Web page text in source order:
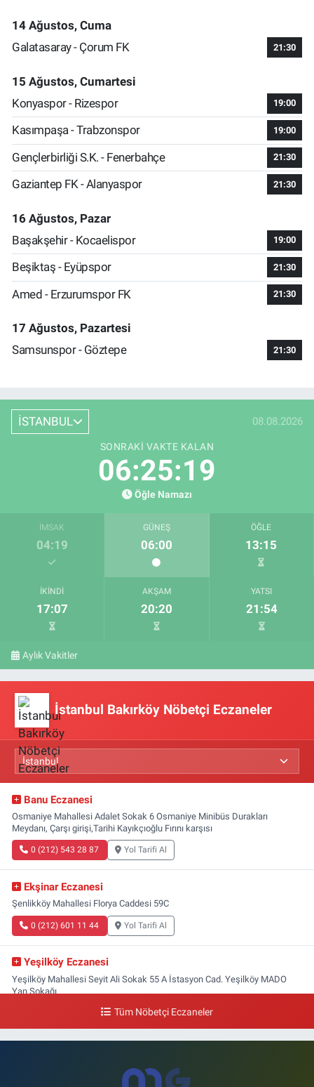
14 Ağustos, Cuma
Galatasaray - Çorum FK
21:30
15 Ağustos, Cumartesi
Konyaspor - Rizespor
19:00
Kasımpaşa - Trabzonspor 19:00
Gençlerbirliği S.K. - Fenerbahçe 21:30
Gaziantep FK - Alanyaspor 21:30
16 Ağustos, Pazar
Başakşehir - Kocaelispor
19:00
Beşiktaş - Eyüpspor 21:30
Amed - Erzurumspor FK 21:30
17 Ağustos, Pazartesi
Samsunspor - Göztepe
21:30
İSTANBUL 08.08.2026
SONRAKI VAKTE KALAN
06:25:18
Öğle Namazı
İMSAK
04:19
GÜNEŞ
06:00
ÖĞLE
13:15
İKINDI
17:07
AKŞAM
20:20
YATSI
21:54
Aylık Vakitler
İstanbul Bakırköy Nöbetçi Eczaneler
Banu Eczanesi
Osmaniye Mahallesi Adalet Sokak 6 Osmaniye Minibüs Durakları
Meydanı, Çarşı girişi,Tarihi Kayıkçıoğlu Fırını karşısı
0 (212) 543 28 87 Yol Tarifi Al
Ekşinar Eczanesi
Şenlikköy Mahallesi Florya Caddesi 59C
0 (212) 601 11 44 Yol Tarifi Al
Yeşilköy Eczanesi
Yeşilköy Mahallesi Seyit Ali Sokak 55 A İstasyon Cad. Yeşilköy MADO
Yan Sokağı
Yol Tarifi Al
Ataköy 3-4-11. Kısım Mahallesi Dr. Remzi Kazancıgil Caddesi Ataköy
4.Kısım Çarşısı No:12 Ataköy 4.Kısım Çarşısı
Tüm Nöbetçi Eczaneler